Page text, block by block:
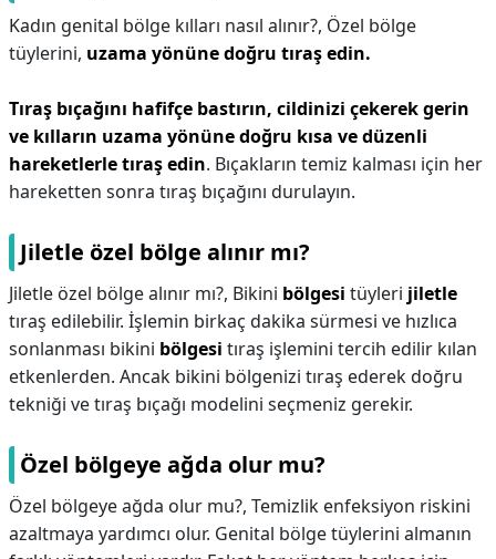
Kadın genital bölge kılları nasıl alınır?, Özel bölge
tüylerini, uzama yönüne doğru tıraş edin.
Tıraş bıçağını hafifçe bastırın, cildinizi çekerek gerin
ve kılların uzama yönüne doğru kısa ve düzenli
hareketlerle tıraş edin. Bıçakların temiz kalması için her
hareketten sonra tıraş bıçağını durulayın.
Jiletle özel bölge alınır mı?
Jiletle özel bölge alınır mı?, Bikini bölgesi tüyleri jiletle
tıraş edilebilir. İşlemin birkaç dakika sürmesi ve hızlıca
sonlanması bikini bölgesi tıraş işlemini tercih edilir kılan
etkenlerden. Ancak bikini bölgenizi tıraş ederek doğru
tekniği ve tıraş bıçağı modelini seçmeniz gerekir.
Özel bölgeye ağda olur mu?
Özel bölgeye ağda olur mu?, Temizlik enfeksiyon riskini
azaltmaya yardımcı olur. Genital bölge tüylerini almanın